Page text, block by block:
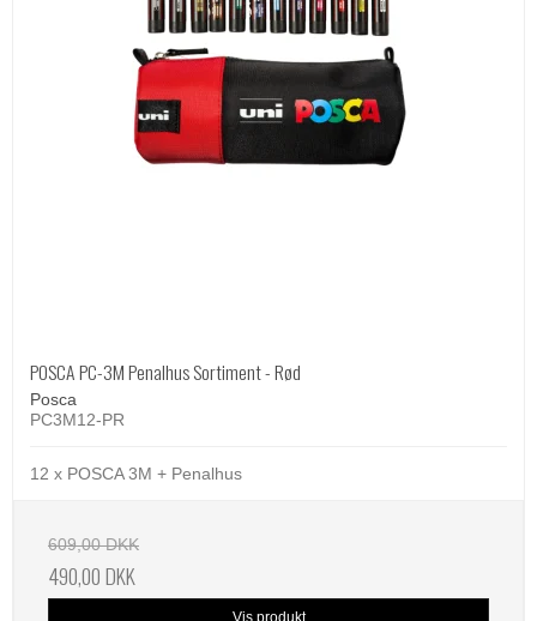
POSCA PC-3M Penalhus Sortiment - Rød
Posca
PC3M12-PR
12 x POSCA 3M + Penalhus
609,00 DKK
490,00 DKK